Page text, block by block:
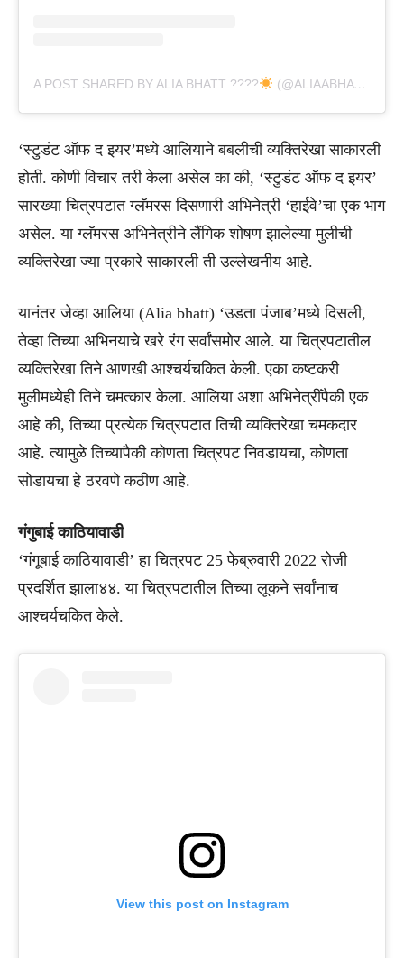
A POST SHARED BY ALIA BHATT ???? (@ALIAABHATT)
‘स्टुडंट ऑफ द इयर’मध्ये आलियाने बबलीची व्यक्तिरेखा साकारली
होती. कोणी विचार तरी केला असेल का की, ‘स्टुडंट ऑफ द इयर’
सारख्या चित्रपटात ग्लॅमरस दिसणारी अभिनेत्री ‘हाईवे’चा एक भाग
असेल. या ग्लॅमरस अभिनेत्रीने लैंगिक शोषण झालेल्या मुलीची
व्यक्तिरेखा ज्या प्रकारे साकारली ती उल्लेखनीय आहे.
यानंतर जेव्हा आलिया (Alia bhatt) ‘उडता पंजाब’मध्ये दिसली,
तेव्हा तिच्या अभिनयाचे खरे रंग सर्वांसमोर आले. या चित्रपटातील
व्यक्तिरेखा तिने आणखी आश्चर्यचकित केली. एका कष्टकरी
मुलीमध्येही तिने चमत्कार केला. आलिया अशा अभिनेत्रींपैकी एक
आहे की, तिच्या प्रत्येक चित्रपटात तिची व्यक्तिरेखा चमकदार
आहे. त्यामुळे तिच्यापैकी कोणता चित्रपट निवडायचा, कोणता
सोडायचा हे ठरवणे कठीण आहे.
गंगुबाई काठियावाडी
‘गंगूबाई काठियावाडी’ हा चित्रपट 25 फेब्रुवारी 2022 रोजी
प्रदर्शित झाला४४. या चित्रपटातील तिच्या लूकने सर्वांनाच
आश्चर्यचकित केले.
View this post on Instagram